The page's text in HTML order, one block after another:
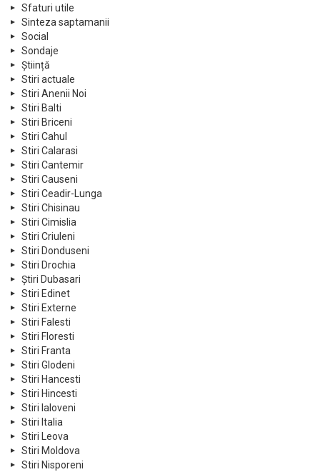
Sfaturi utile
Sinteza saptamanii
Social
Sondaje
Știință
Stiri actuale
Stiri Anenii Noi
Stiri Balti
Stiri Briceni
Stiri Cahul
Stiri Calarasi
Stiri Cantemir
Stiri Causeni
Stiri Ceadir-Lunga
Stiri Chisinau
Stiri Cimislia
Stiri Criuleni
Stiri Donduseni
Stiri Drochia
Știri Dubasari
Stiri Edinet
Stiri Externe
Stiri Falesti
Stiri Floresti
Stiri Franta
Stiri Glodeni
Stiri Hancesti
Stiri Hincesti
Stiri Ialoveni
Stiri Italia
Stiri Leova
Stiri Moldova
Stiri Nisporeni